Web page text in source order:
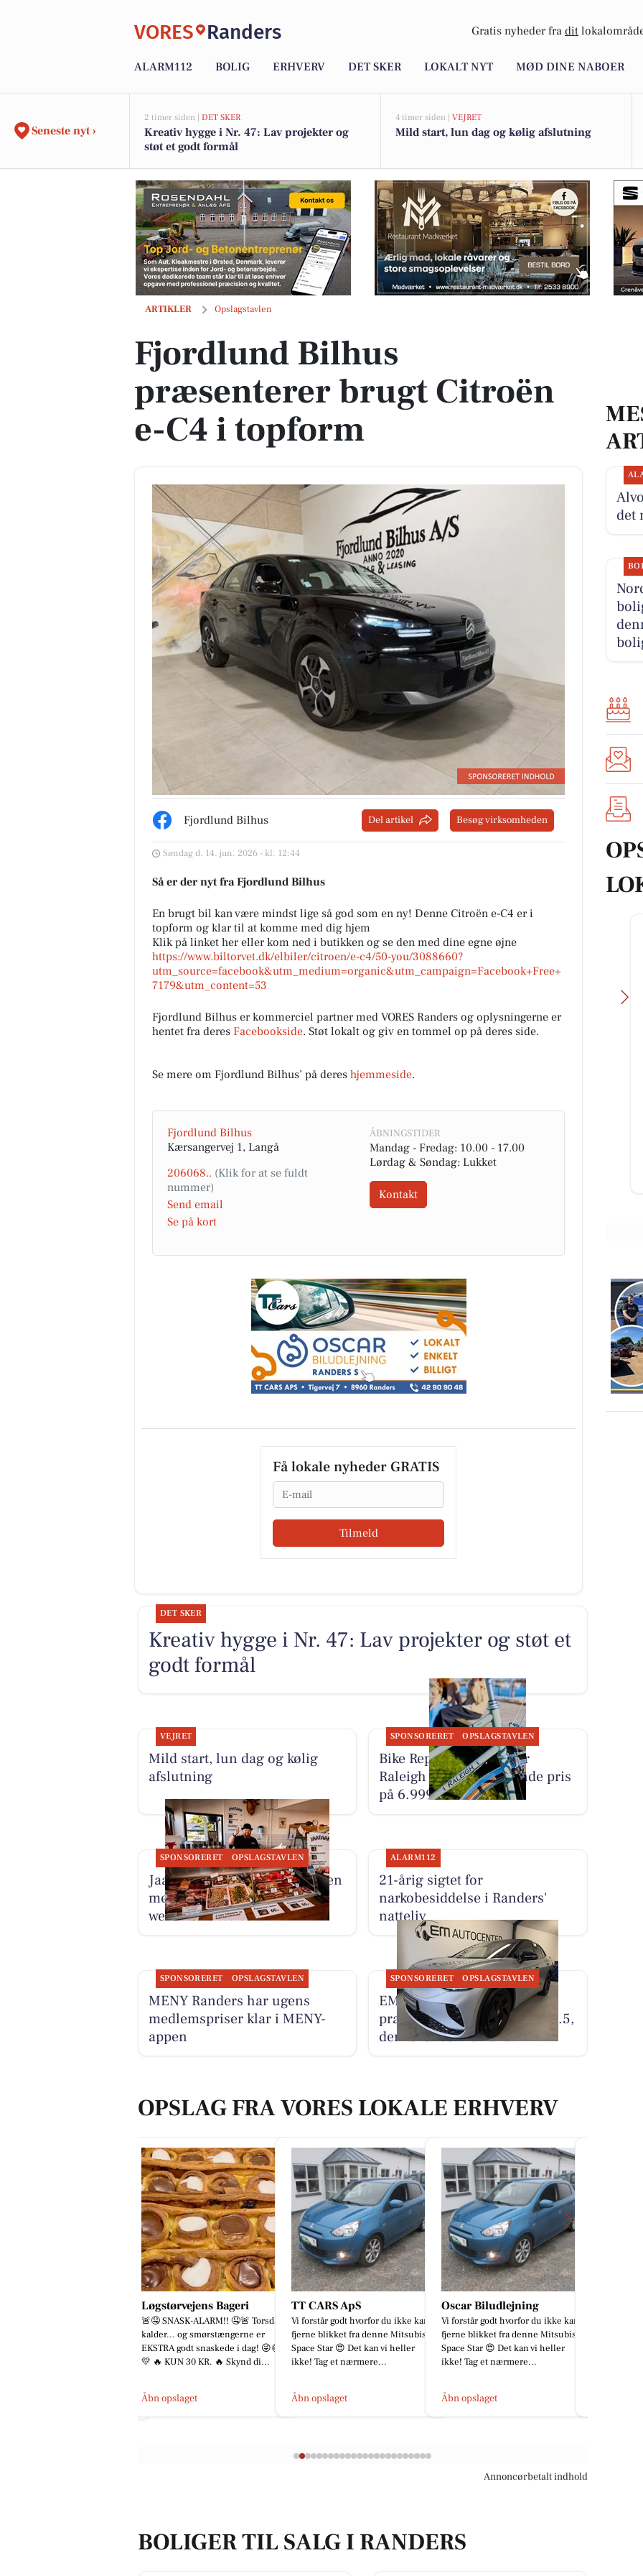
VORES Randers Gratis nyheder fra dit
ALARM112 BOLIG ERHVERV DET SKER LOKALT NYT MØD DINE NABOER
Seneste nyt ›
2 timer siden | DET SKER
Kreativ hygge i Nr. 47: Lav projekter og
støt et godt formål
4 timer siden | VEJRET
Mild start, lun dag og kølig afslutning
ARTIKLER Opslagstavlen
Fjordlund Bilhus præsenterer brugt Citroën e-C4 i topform
Fjordlund Bilhus
præsenterer brugt Citroën
e-C4 i topform
Fjordlund Bilhus Del artikel Besøg virksomheden
Søndag d. 14. jun. 2026 - kl. 12:44
Så er der nyt fra Fjordlund Bilhus
En brugt bil kan være mindst lige så god som en ny! Denne Citroën e-C4 er i
topform og klar til at komme med dig hjem
Klik på linket her eller kom ned i butikken og se den med dine egne øjne
https://www.biltorvet.dk/elbiler/citroen/e-c4/50-you/3088660?
utm_source=facebook&utm_medium=organic&utm_campaign=Facebook+Free+
7179&utm_content=53
Fjordlund Bilhus er kommerciel partner med VORES Randers og oplysningerne er
hentet fra deres Facebookside. Støt lokalt og giv en tommel op på deres side.
Se mere om Fjordlund Bilhus’ på deres hjemmeside.
Fjordlund Bilhus
Kærsangervej 1, Langå
206068..
Send email
Se på kort
ÅBNINGSTIDER
Mandag - Fredag: 10.00 - 17.00
Lørdag & Søndag: Lukket
Kontakt
Få lokale nyheder GRATIS
Email
Tilmeld
det
Fru Hansens Butik & Café
bestilling til afhentning i morgen
#gaveide #jubilæumsgave
#fruhan...
Åbn opslaget
kalder... og smørstængerne er
💛 🔥 KUN 30 KR. 🔥 Skynd di...
DET SKER
Kreativ hygge i Nr. 47: Lav projekter og støt et
godt formål
VEJRET
Mild start, lun dag og kølig
afslutning
SPONSORERET OPSLAGSTAVLEN
Bike Repair præsenterer
Raleigh Yate til vejledende pris
på 6.999 kr.
SPONSORERET OPSLAGSTAVLEN
Jaataak Slagteren fylder disken
med tilbud, kød og
weekendfristelser
ALARM112
21-årig sigtet for
narkobesiddelse i Randers'
natteliv
SPONSORERET OPSLAGSTAVLEN
MENY Randers har ugens
medlemspriser klar i MENY-
appen
SPONSORERET OPSLAGSTAVLEN
EM AUTOCENTER ApS
præsenterer en brugt VW ID.5,
der kører som en drøm
OPSLAG FRA VORES LOKALE ERHVERV
TT CARS ApS
Vi forstår godt hvorfor du ikke kan
fjerne blikket fra denne Mitsubishi
Space Star 😍 Det kan vi heller
ikke! Tag et nærmere...
Åbn opslaget
Oscar Biludlejning
Vi forstår godt hvorfor du ikke kan
fjerne blikket fra denne Mitsubishi
Space Star 😍 Det kan vi heller
ikke! Tag et nærmere...
Åbn opslaget
Classic Clean
Vil du med på holdet 🤩
Åbn opslaget
Annoncørbetalt indhold
BOLIGER TIL SALG I RANDERS